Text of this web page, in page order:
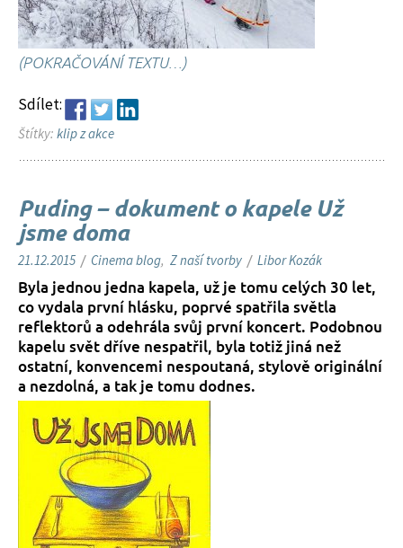
(POKRAČOVÁNÍ TEXTU…)
Sdílet:
Štítky: klip z akce
Puding – dokument o kapele Už
jsme doma
21.12.2015 / Cinema blog, Z naší tvorby / Libor Kozák
Byla jednou jedna kapela, už je tomu celých 30 let,
co vydala první hlásku, poprvé spatřila světla
reflektorů a odehrála svůj první koncert. Podobnou
kapelu svět dříve nespatřil, byla totiž jiná než
ostatní, konvencemi nespoutaná, stylově originální
a nezdolná, a tak je tomu dodnes.